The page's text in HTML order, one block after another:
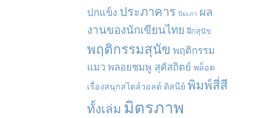
ปกแข็ง ประภาคาร ปิยะภา ผล
งานของนักเขียนไทย ฝึกสุนัข
พฤติกรรมสุนัข พฤติกรรม
แมว พลอยชมพู สุคัสถิตย์ พล็อต
เรื่องสนุกสไตล์วอลต์ ดิสนีย์ พิมพ์สี่สี
ทั้งเล่ม มิตรภาพ